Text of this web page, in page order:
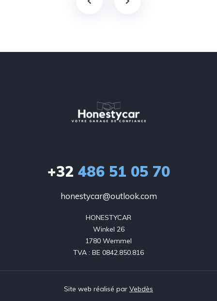
+32 486 51 05 70
honestycar@outlook.com
HONESTYCAR
Winkel 26
1780 Wemmel
TVA : BE 0842.850.816
Site web réalisé par Vebdès